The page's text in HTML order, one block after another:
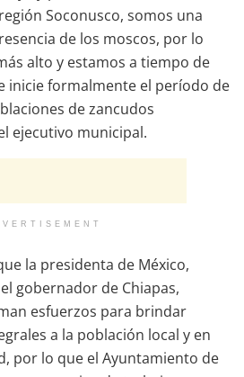
Soconusco, somos una
de los moscos, por lo
alto y estamos a tiempo de
inicie formalmente el período de
de zancudos
ejecutivo municipal.
la presidenta de México,
gobernador de Chiapas,
esfuerzos para brindar
a la población local y en
por lo que el Ayuntamiento de